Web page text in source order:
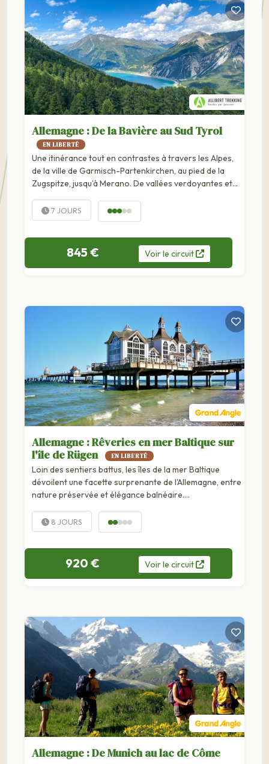
Allemagne : De la Bavière au Sud Tyrol
EN LIBERTÉ
Une itinérance tout en contrastes à travers les Alpes,
de la ville de Garmisch-Partenkirchen, au pied de la
Zugspitze, jusqu’à Merano. De vallées verdoyantes et
peintures murales typiques aux paysages viticoles et
vergers luxuriants...
7 JOURS
845 € Voirle circuit
Allemagne : Rêveries en mer Baltique sur
l'île de Rügen
EN LIBERTÉ
Loin des sentiers battus, les îles de la mer Baltique
dévoilent une facette surprenante de l'Allemagne, entre
nature préservée et élégance balnéaire….
8 JOURS
920 € Voirle circuit
Allemagne : De Munich au lac de Côme